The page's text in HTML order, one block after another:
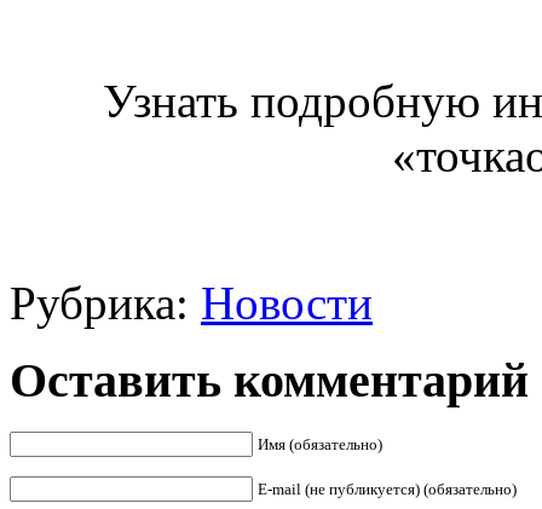
Узнать подробную
Рубрика: Новости
Оставить комментарий
Имя (обязательно)
E-mail (не публикуется) (обязательно)